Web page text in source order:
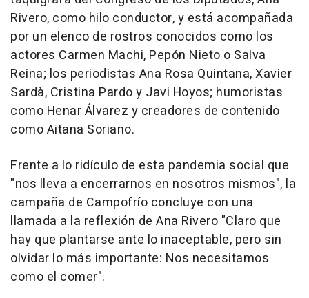
Rivero, como hilo conductor, y está acompañada
por un elenco de rostros conocidos como los
actores Carmen Machi, Pepón Nieto o Salva
Reina; los periodistas Ana Rosa Quintana, Xavier
Sardà, Cristina Pardo y Javi Hoyos; humoristas
como Henar Álvarez y creadores de contenido
como Aitana Soriano.
Frente a lo ridículo de esta pandemia social que
"nos lleva a encerrarnos en nosotros mismos", la
campaña de Campofrío concluye con una
llamada a la reflexión de Ana Rivero "Claro que
hay que plantarse ante lo inaceptable, pero sin
olvidar lo más importante: Nos necesitamos
como el comer".